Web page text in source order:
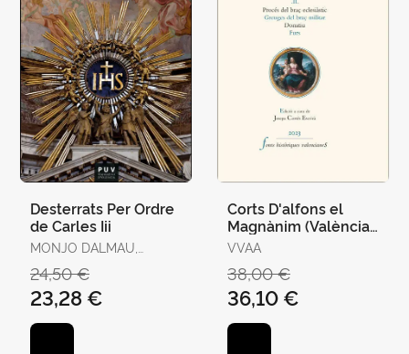
Desterrats Per Ordre
de Carles Iii
MONJO DALMAU,
24,50 €
23,28 €
Corts D'alfons el
Magnànim (València,
1417-1418) Ii
VVAA
38,00 €
36,10 €